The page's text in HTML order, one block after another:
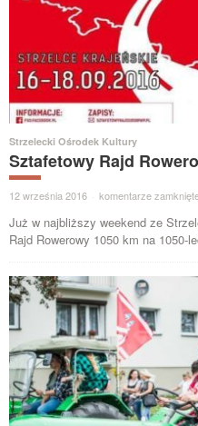
Strzelecki Ośrodek Kultury
Sztafetowy Rajd
12 września 2016 · komentarze
Już w najbliższy weekend ze
Rajd Rowerowy 1050 km na 1050-